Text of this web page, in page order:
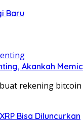
Baru
Akankah
rekening
Bisa Diluncurkan